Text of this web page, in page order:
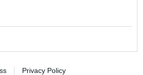
Privacy Policy
a stresszt: A
javítja
megőrizni a